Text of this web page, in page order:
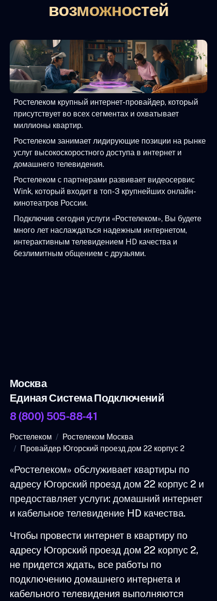
возможностей
Ростелеком крупный интернет-провайдер, который
присутствует во всех сегментах и охватывает
миллионы квартир.
Ростелеком занимает лидирующие позиции на рынке
услуг высокоскоростного доступа в интернет и
домашнего телевидения.
Ростелеком с партнерами развивает видеосервис
Wink, который входит в топ-3 крупнейших онлайн-
кинотеатров России.
Подключив сегодня услуги «Ростелеком», Вы будете
много лет наслаждаться надежным интернетом,
интерактивным телевидением HD качества и
безлимитным общением с друзьями.
Москва
Единая Система Подключений
8 (800) 505-88-41
Ростелеком
Ростелеком Москва
Провайдер Югорский проезд дом 22 корпус 2
«Ростелеком» обслуживает квартиры по
адресу Югорский проезд дом 22 корпус 2 и
предоставляет услуги: домашний интернет
и кабельное телевидение HD качества.
Чтобы провести интернет в квартиру по
адресу Югорский проезд дом 22 корпус 2,
не придется ждать, все работы по
подключению домашнего интернета и
кабельного телевидения выполняются